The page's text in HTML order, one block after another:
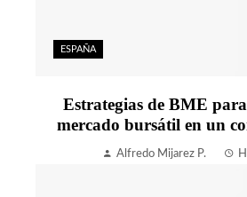
ESPAÑA
Estrategias de BME
mercado bursátil en un
Alfredo Mijarez P.